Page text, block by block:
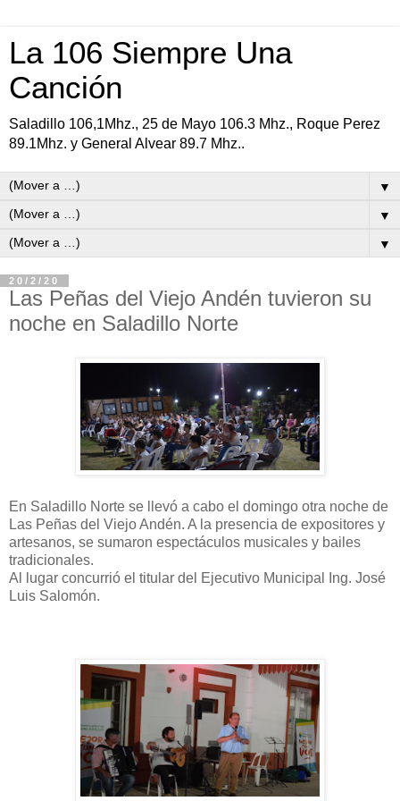
La 106 Siempre Una
Canción
Saladillo 106,1Mhz., 25 de Mayo 106.3 Mhz., Roque Perez
89.1Mhz. y General Alvear 89.7 Mhz..
▼
▼
▼
20/2/20
Las Peñas del Viejo Andén tuvieron su
noche en Saladillo Norte
En Saladillo Norte se llevó a cabo el domingo otra noche de
Las Peñas del Viejo Andén. A la presencia de expositores y
artesanos, se sumaron espectáculos musicales y bailes
tradicionales.
Al lugar concurrió el titular del Ejecutivo Municipal Ing. José
Luis Salomón.